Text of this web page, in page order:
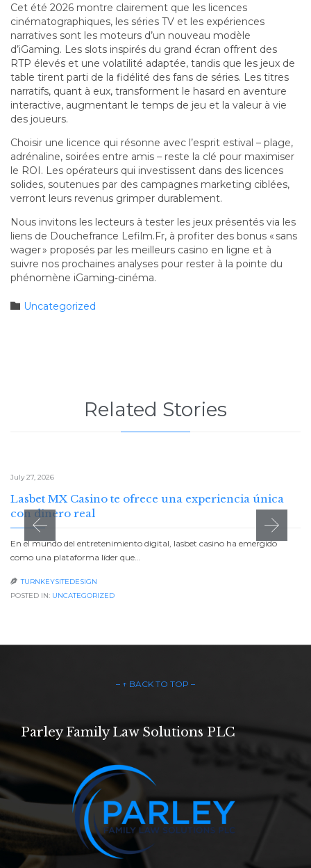
Cet été 2026 montre clairement que les licences
cinématographiques, les séries TV et les expériences
narratives sont les moteurs d’un nouveau modèle
d’iGaming. Les slots inspirés du grand écran offrent des
RTP élevés et une volatilité adaptée, tandis que les jeux de
table tirent parti de la fidélité des fans de séries. Les titres
narratifs, quant à eux, transforment le hasard en aventure
interactive, augmentant le temps de jeu et la valeur à vie
des joueurs.
Choisir une licence qui résonne avec l’esprit estival – plage,
adrénaline, soirées entre amis – reste la clé pour maximiser
le ROI. Les opérateurs qui investissent dans des licences
solides, soutenues par des campagnes marketing ciblées,
verront leurs revenus grimper durablement.
Nous invitons les lecteurs à tester les jeux présentés via les
liens de Douchefrance Lefilm.Fr, à profiter des bonus « sans
wager » proposés par les meilleurs casino en ligne et à
suivre nos prochaines analyses pour rester à la pointe du
phénomène iGaming‑cinéma.
 Category
Uncategorized
Related Stories
July 27, 2026
Lasbet MX Casino te ofrece una experiencia única
con dinero real
En el mundo del entretenimiento digital, lasbet casino ha emergido
como una plataforma líder que…
 TURNKEYSITEDESIGN
POSTED IN: UNCATEGORIZED
– ↑ BACK TO TOP –
Parley Family Law Solutions PLC